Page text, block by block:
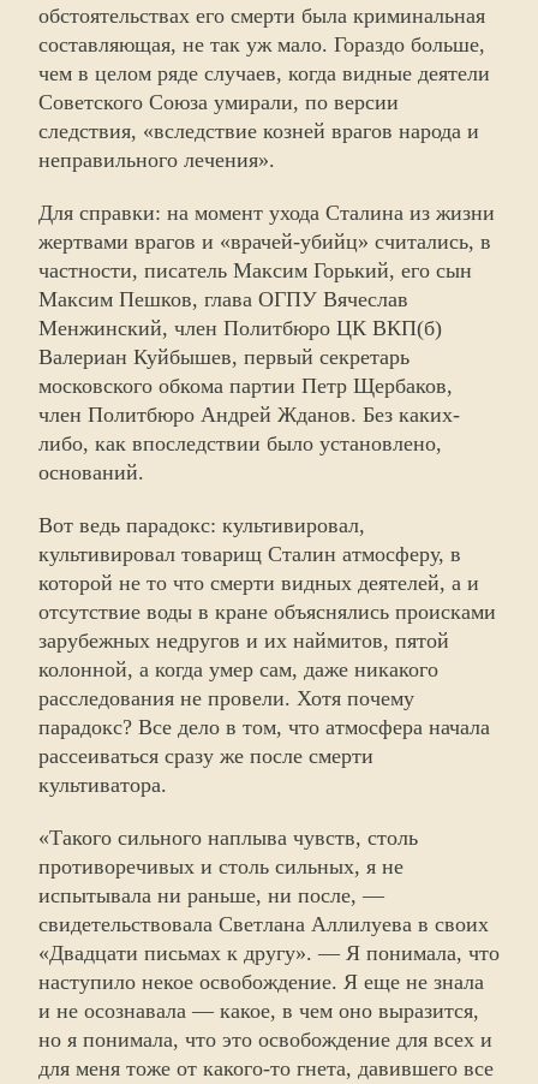
обстоятельствах его смерти была криминальная
составляющая, не так уж мало. Гораздо больше,
чем в целом ряде случаев, когда видные деятели
Советского Союза умирали, по версии
следствия, «вследствие козней врагов народа и
неправильного лечения».
Для справки: на момент ухода Сталина из жизни
жертвами врагов и «врачей-убийц» считались, в
частности, писатель Максим Горький, его сын
Максим Пешков, глава ОГПУ Вячеслав
Менжинский, член Политбюро ЦК ВКП(б)
Валериан Куйбышев, первый секретарь
московского обкома партии Петр Щербаков,
член Политбюро Андрей Жданов. Без каких-
либо, как впоследствии было установлено,
оснований.
Вот ведь парадокс: культивировал,
культивировал товарищ Сталин атмосферу, в
которой не то что смерти видных деятелей, а и
отсутствие воды в кране объяснялись происками
зарубежных недругов и их наймитов, пятой
колонной, а когда умер сам, даже никакого
расследования не провели. Хотя почему
парадокс? Все дело в том, что атмосфера начала
рассеиваться сразу же после смерти
культиватора.
«Такого сильного наплыва чувств, столь
противоречивых и столь сильных, я не
испытывала ни раньше, ни после, —
свидетельствовала Светлана Аллилуева в своих
«Двадцати письмах к другу». — Я понимала, что
наступило некое освобождение. Я еще не знала
и не осознавала — какое, в чем оно выразится,
но я понимала, что это освобождение для всех и
для меня тоже от какого-то гнета, давившего все